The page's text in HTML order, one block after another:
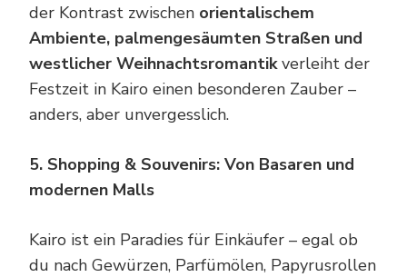
der Kontrast zwischen orientalischem
Ambiente, palmengesäumten Straßen und
westlicher Weihnachtsromantikverleiht der
Festzeit in Kairo einen besonderen Zauber –
anders, aber unvergesslich.
5. Shopping & Souvenirs: Von Basaren und
modernen Malls
Kairo ist ein Paradies für Einkäufer – egal ob
du nach Gewürzen, Parfümölen, Papyrusrollen